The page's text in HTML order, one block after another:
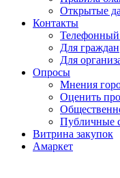
Открытые
Контакты
Для граждан
Для
Опросы
Мнения
Оценить
Публичные
Витрина закупок
Амаркет